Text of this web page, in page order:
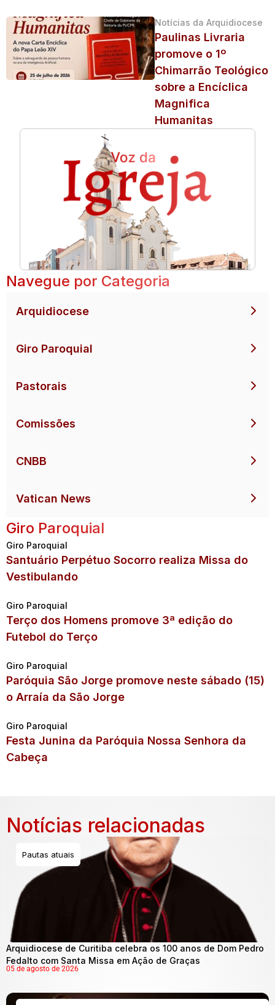
Notícias da Arquidiocese
Paulinas Livraria
promove o 1º
Chimarrão Teológico
sobre a Encíclica
Magnifica
Humanitas
Navegue por Categoria
Arquidiocese
Giro Paroquial
Pastorais
Comissões
CNBB
Vatican News
Giro Paroquial
Giro Paroquial
Santuário Perpétuo Socorro realiza Missa do
Vestibulando
Giro Paroquial
Terço dos Homens promove 3ª edição do
Futebol do Terço
Giro Paroquial
Paróquia São Jorge promove neste sábado (15)
o Arraía da São Jorge
Giro Paroquial
Festa Junina da Paróquia Nossa Senhora da
Cabeça
Notícias relacionadas
Pautas atuais
Arquidiocese de Curitiba celebra os 100 anos de Dom Pedro
Fedalto com Santa Missa em Ação de Graças
05 de agosto de 2026